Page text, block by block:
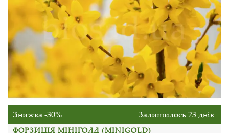
Знижка -30% Залишилось 23 днів
ФОРЗИЦІЯ МІНІГОЛД (MINIGOLD)